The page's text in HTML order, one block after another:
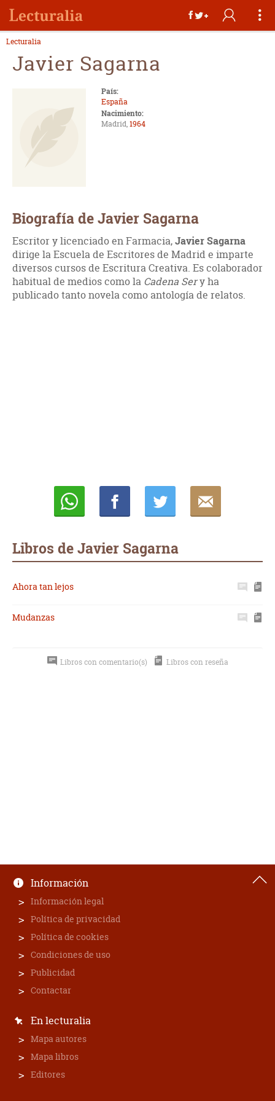
Lecturalia
Javier Sagarna
País:
España
Nacimiento:
Madrid,1964
Biografía de Javier Sagarna
Escritor y licenciado en Farmacia,Javier Sagarna
dirige la Escuela de Escritores de Madrid e imparte
diversos cursos de Escritura Creativa. Es colaborador
habitual de medios como la Cadena Sery ha
publicado tanto novela como antología de relatos.
Libros de Javier Sagarna
Ahora tan lejos
Mudanzas
Libros con comentario(s) Libros con reseña
Información
Información legal
Política de privacidad
Política de cookies
Condiciones de uso
Publicidad
Contactar
En lecturalia
Mapa autores
Mapa libros
Editores